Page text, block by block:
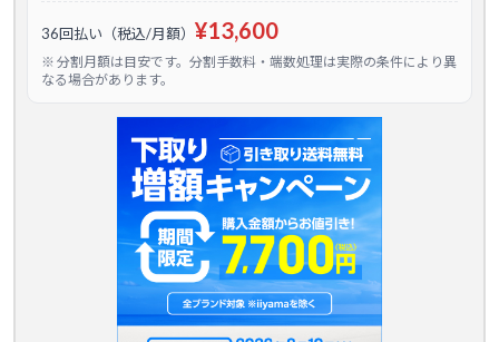
36回払い（税込/月額） ¥13,600
※ 分割月額は目安です。分割手数料・端数処理は実際の条件により異
なる場合があります。